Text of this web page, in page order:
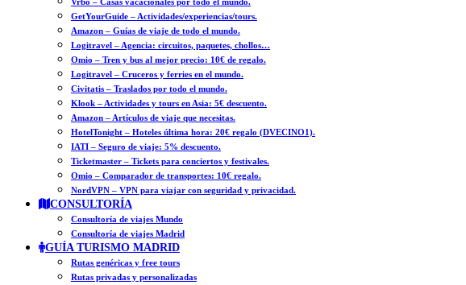
GetYourGuide – Actividades/experiencias/tours.
Amazon – Guías de viaje de todo el mundo.
Logitravel – Agencia: circuitos, paquetes, chollos…
Omio – Tren y bus al mejor precio: 10€ de regalo.
Logitravel – Cruceros y ferries en el mundo.
Civitatis – Traslados por todo el mundo.
Klook – Actividades y tours en Asia: 5€ descuento.
Amazon – Artículos de viaje que necesitas.
HotelTonight – Hoteles última hora: 20€ regalo (DVECINO1).
IATI – Seguro de viaje: 5% descuento.
Ticketmaster – Tickets para conciertos y festivales.
Omio – Comparador de transportes: 10€ regalo.
NordVPN – VPN para viajar con seguridad y privacidad.
CONSULTORÍA
Consultoría de viajes Mundo
Consultoría de viajes Madrid
GUÍA TURISMO MADRID
Rutas genéricas y free tours
Rutas privadas y personalizadas